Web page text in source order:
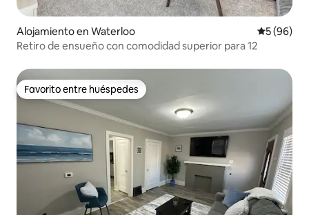
Alojamiento en Waterloo
5 (96)
Retiro de ensueño con comodidad superior para 12
Favorito entre huéspedes
Favorito entre huéspedes